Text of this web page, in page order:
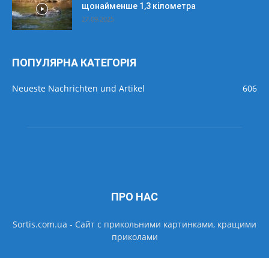
щонайменше 1,3 кілометра
27.09.2025
ПОПУЛЯРНА КАТЕГОРІЯ
Neueste Nachrichten und Artikel 606
ПРО НАС
Sortis.com.ua - Cайт с прикольними картинками, кращими
приколами